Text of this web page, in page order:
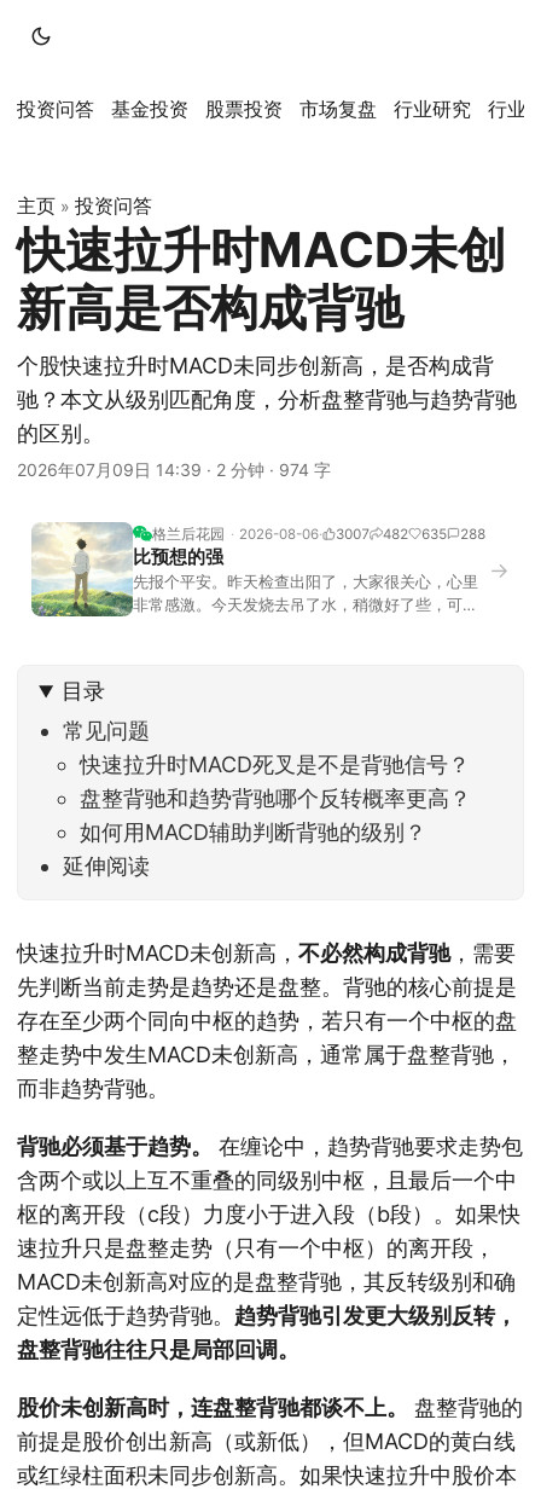
投资问答 基金投资 股票投资 市场复盘 行业研究 行业
主页 » 投资问答
快速拉升时MACD未创
新高是否构成背驰
个股快速拉升时MACD未同步创新高，是否构成背
驰？本文从级别匹配角度，分析盘整背驰与趋势背驰
的区别。
2026年07月09日 14:39 · 2 分钟 · 974 字
格兰后花园 2026-08-06 3007 482 635 288
比预想的强
先报个平安。昨天检查出阳了，大家很关心，心里
非常感激。今天发烧去吊了水，稍微好了些，可没
去相差不大，但细看下来，跌幅超过3%的只有不到
→
目录
常见问题
快速拉升时MACD死叉是不是背驰信号？
盘整背驰和趋势背驰哪个反转概率更高？
如何用MACD辅助判断背驰的级别？
延伸阅读
快速拉升时MACD未创新高， 不必然构成背驰，需要
先判断当前走势是趋势还是盘整。背驰的核心前提是
存在至少两个同向中枢的趋势，若只有一个中枢的盘
整走势中发生MACD未创新高，通常属于盘整背驰，
而非趋势背驰。
背驰必须基于趋势。
在缠论中，趋势背驰要求走势包
含两个或以上互不重叠的同级别中枢，且最后一个中
枢的离开段（c段）力度小于进入段（b段）。如果快
速拉升只是盘整走势（只有一个中枢）的离开段，
MACD未创新高对应的是盘整背驰，其反转级别和确
定性远低于趋势背驰。 趋势背驰引发更大级别反转，
盘整背驰往往只是局部回调。
股价未创新高时，连盘整背驰都谈不上。
盘整背驰的
前提是股价创出新高（或新低），但MACD的黄白线
或红绿柱面积未同步创新高。如果快速拉升中股价本